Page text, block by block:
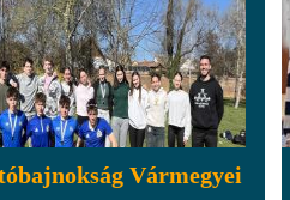
Vármegyei